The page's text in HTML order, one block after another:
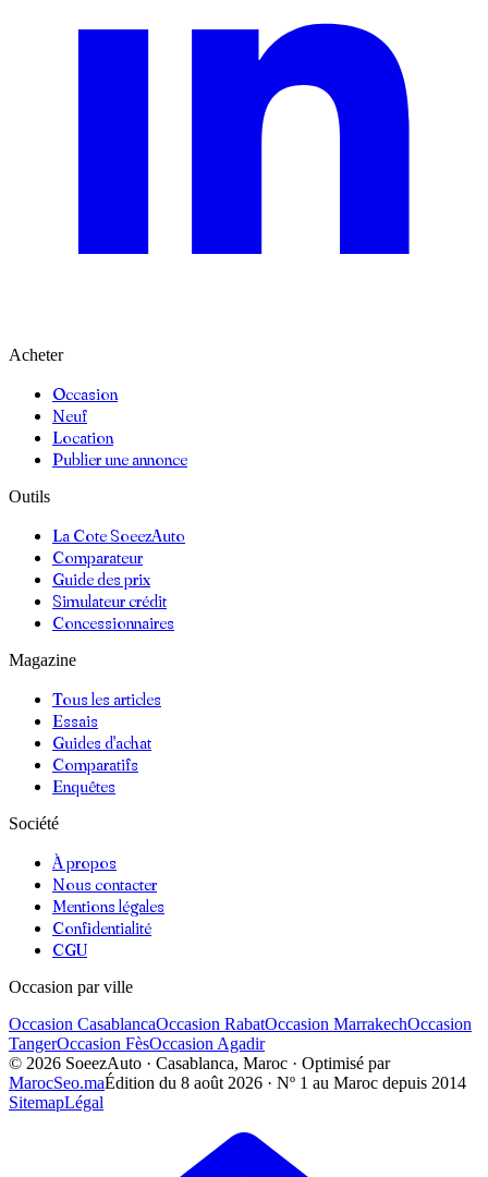
Acheter
Occasion
Neuf
Location
Publier une annonce
Outils
La Cote SoeezAuto
Comparateur
Guide des prix
Simulateur crédit
Concessionnaires
Magazine
Tous les articles
Essais
Guides d'achat
Comparatifs
Enquêtes
Société
À propos
Nous contacter
Mentions légales
Confidentialité
CGU
Occasion par ville
Occasion CasablancaOccasion RabatOccasion MarrakechOccasion
TangerOccasion FèsOccasion Agadir
© 2026 SoeezAuto · Casablanca, Maroc · Optimisé par
MarocSeo.maÉdition du 8 août 2026 · Nº 1 au Maroc depuis 2014
SitemapLégal